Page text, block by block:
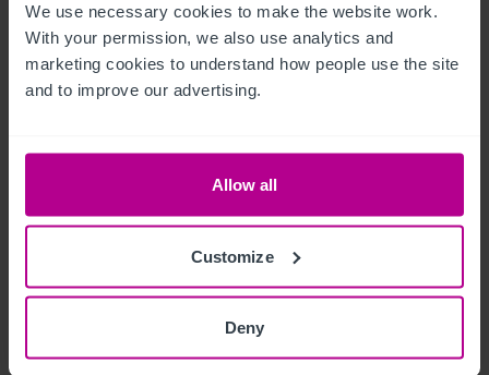
We use necessary cookies to make the website work.
With your permission, we also use analytics and
marketing cookies to understand how people use the site
and to improve our advertising.
Allow all
Customize
Deny
Außenbereich
Outdoor seating area (30 covers)
Das Objekt
The Plough has a loyal client-base who maintain steady trade
along with guests coming as a destination dining area for the
Due to family commitments the premises is running on